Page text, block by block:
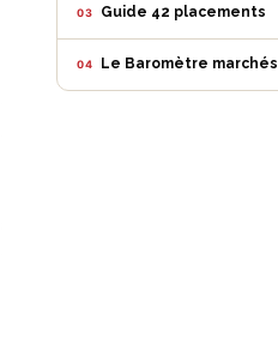
03 Guide 42 placements
04 Le Baromètre marchés